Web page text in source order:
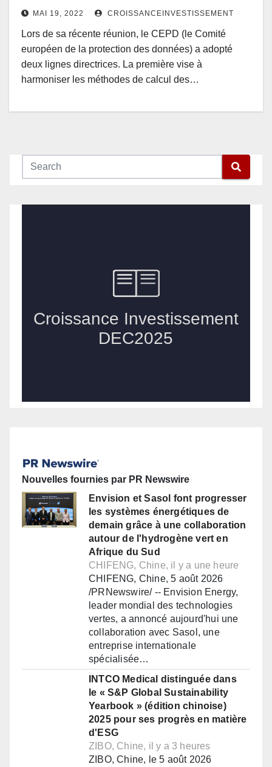
MAI 19, 2022 CROISSANCEINVESTISSEMENT
Lors de sa récente réunion, le CEPD (le Comité
européen de la protection des données) a adopté
deux lignes directrices. La première vise à
harmoniser les méthodes de calcul des…
Nouvelles fournies par PR Newswire
Envision et Sasol font progresser
les systèmes énergétiques de
demain grâce à une collaboration
autour de l'hydrogène vert en
Afrique du Sud
CHIFENG, Chine, il y a une heure
CHIFENG, Chine, 5 août 2026
/PRNewswire/ -- Envision Energy,
leader mondial des technologies
vertes, a annoncé aujourd'hui une
collaboration avec Sasol, une
entreprise internationale
spécialisée…
INTCO Medical distinguée dans
le « S&P Global Sustainability
Yearbook » (édition chinoise)
2025 pour ses progrès en matière
d'ESG
ZIBO, Chine, il y a 3 heures
ZIBO, Chine, le 5 août 2026